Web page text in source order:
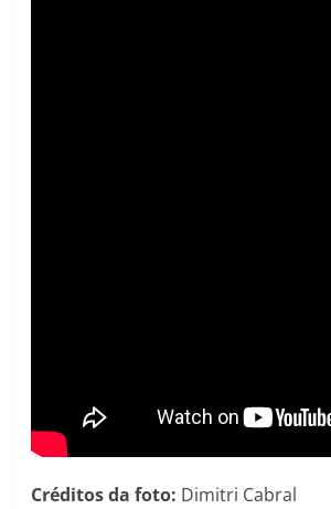
Créditos da foto: Dimitri Cabral